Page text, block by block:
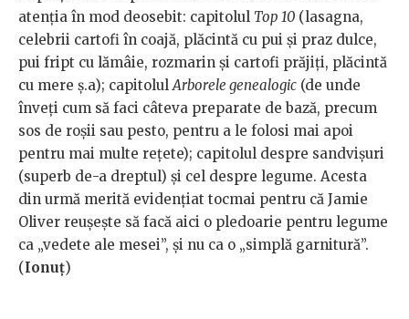
atenția în mod deosebit: capitolul Top 10 (lasagna,
celebrii cartofi în coajă, plăcintă cu pui și praz dulce,
pui fript cu lămâie, rozmarin și cartofi prăjiți, plăcintă
cu mere ș.a); capitolulArborele genealogic (de unde
înveți cum să faci câteva preparate de bază, precum
sos de roșii sau pesto, pentru a le folosi mai apoi
pentru mai multe rețete); capitolul despre sandvișuri
(superb de-a dreptul) și cel despre legume. Acesta
din urmă merită evidențiat tocmai pentru că Jamie
Oliver reușește să facă aici o pledoarie pentru legume
ca „vedete ale mesei”, și nu ca o „simplă garnitură”.
(Ionuț)